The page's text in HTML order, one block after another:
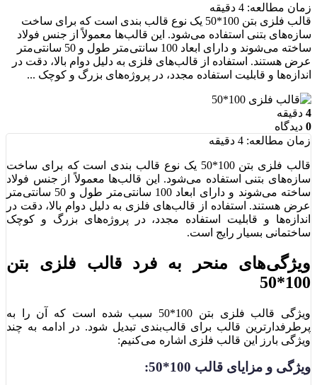
زمان مطالعه: 4 دقیقه
قالب فلزی بتن 100*50 یک نوع قالب بندی است که برای ساخت
سازه‌های بتنی استفاده می‌شود. این قالب‌ها معمولاً از جنس فولاد
ساخته می‌شوند و دارای ابعاد 100 سانتی‌متر طول و 50 سانتی‌متر
عرض هستند. استفاده از قالب‌های فلزی به دلیل دوام بالا، دقت در
اندازه‌ها و قابلیت استفاده مجدد، در پروژه‌های بزرگ و کوچک ...
4 دقیقه
0 دیدگاه
زمان مطالعه: 4 دقیقه
قالب فلزی بتن 100*50 یک نوع قالب بندی است که برای ساخت
سازه‌های بتنی استفاده می‌شود. این قالب‌ها معمولاً از جنس فولاد
ساخته می‌شوند و دارای ابعاد 100 سانتی‌متر طول و 50 سانتی‌متر
عرض هستند. استفاده از قالب‌های فلزی به دلیل دوام بالا، دقت در
اندازه‌ها و قابلیت استفاده مجدد، در پروژه‌های بزرگ و کوچک
ساختمانی بسیار رایج است.
ویژگی‌های منحر به فرد قالب فلزی بتن
100*50
ویژگی قالب فلزی بتن 100*50 سبب شده است که آن را به
پرطرفدارترین قالب برای قالب‌بندی تبدیل شود. در ادامه به چند
ویژگی بارز این قالب فلزی اشاره می‌کنیم:
ویژگی‌ و مزایای قالب 100*50: